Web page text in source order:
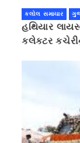
કલોલ સમાચાર
હથિયાર
કલેક્ટર